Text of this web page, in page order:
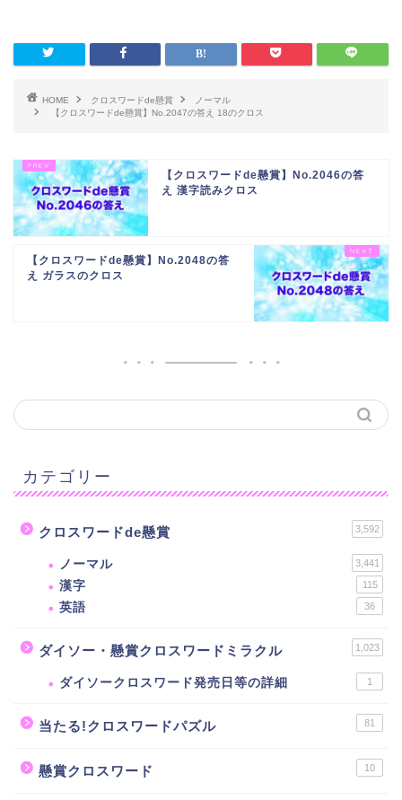
HOME クロスワードde懸賞
ノーマル
【クロスワードde懸賞】No.2047の答え 18のクロス
【クロスワードde懸賞】No.2046の答
え 漢字読みクロス
【クロスワードde懸賞】No.2048の答
え ガラスのクロス
カテゴリー
クロスワードde懸賞 3,592
ノーマル 3,441
漢字 115
英語 36
ダイソー・懸賞クロスワードミラクル 1,023
ダイソークロスワード発売日等の詳細 1
当たる!クロスワードパズル 81
懸賞クロスワード 10